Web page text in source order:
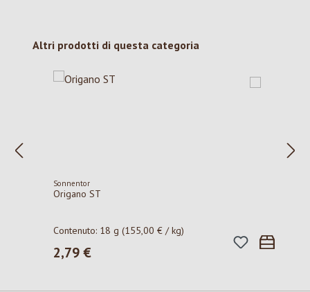
Salta la galleria dei prodotti
Altri prodotti di questa categoria
Sonnentor
Origano ST
Contenuto: 18 g(155,00 € / kg)
Prezzo normale:
2,79 €